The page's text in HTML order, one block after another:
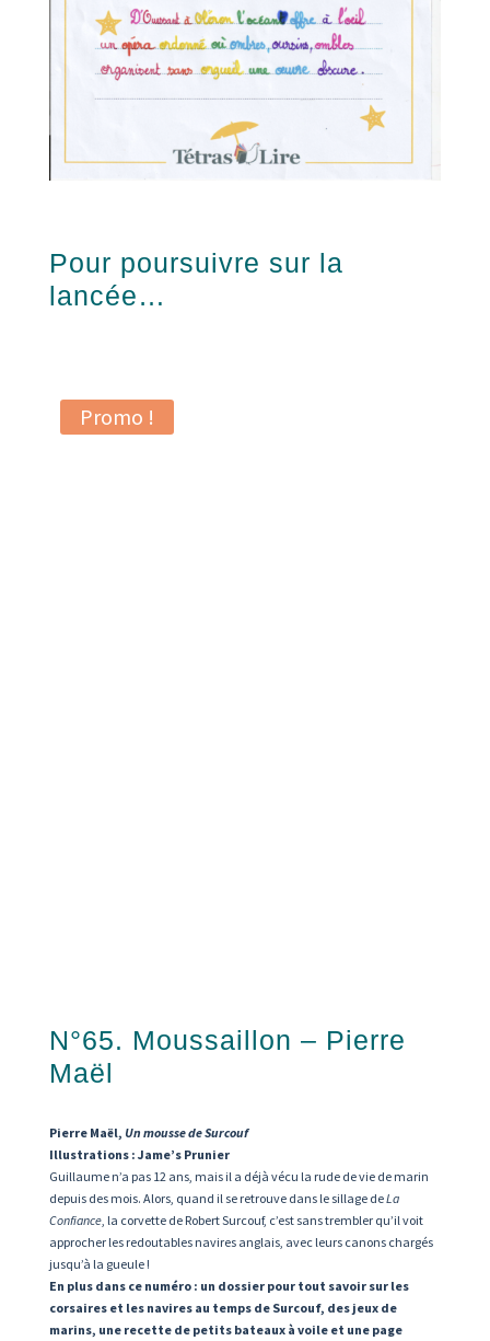
Pour poursuivre sur la
lancée…
Promo !
N°65. Moussaillon – Pierre
Maël
Pierre Maël, Un mousse de Surcouf
Illustrations : Jame’s Prunier
Guillaume n’a pas 12 ans, mais il a déjà vécu la rude de vie de marin
depuis des mois. Alors, quand il se retrouve dans le sillage deLa
Confiance, la corvette de Robert Surcouf, c’est sans trembler qu’il voit
approcher les redoutables navires anglais, avec leurs canons chargés
jusqu’à la gueule !
En plus dans ce numéro : un dossier pour tout savoir sur les
corsaires et les navires au temps de Surcouf, des jeux de
marins, une recette de petits bateaux à voile et une page